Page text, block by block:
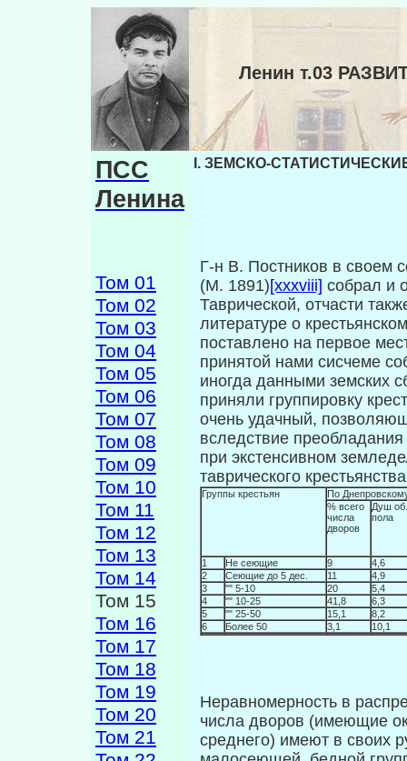
Ленин т.03
ПСС
Ленина
Том 01
Том 02
Том 03
Том 04
Том 05
Том 06
Том 07
Том 08
Том 09
Том 10
Том 11
Том 12
Том 13
Том 14
Том 15
Том 16
Том 17
Том 18
Том 19
Том 20
Том 21
I. ЗЕМСКО-
Г-н В. Постников в своем
(М. 1891)[xxxviii] собрал и
Таврической, отчасти
литературе о
поставлено на первое
принятой нами сисчеме
иногда данными земских
приняли группировку
очень удач­ный,
вследствие
при экстенсивном
таврического крестьянства
Группы крестьян
По
% всего
числа
дворов
Душ об.
пола
1 Не сеющие 9
4,6
2
Сеющие до 5 дес. 11
4,9
3
"" 5-10 20
5,4
4
"" 10-25 41,8
6,3
5
"" 25-50 15,1
8,2
6
Более 50 3,1 10,1
Неравномерность в
числа дворов (имеющие
среднего) имеют в своих